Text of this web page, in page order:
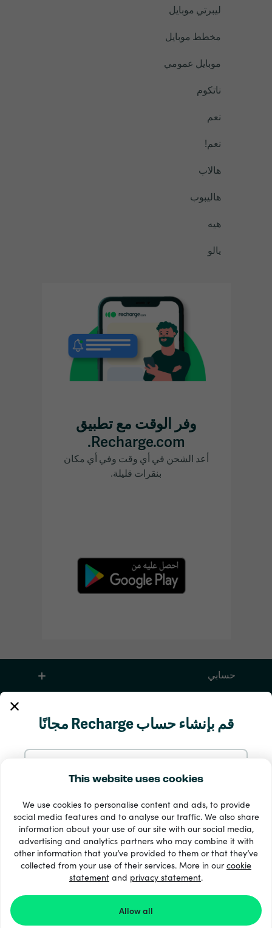
This website uses cookies
We use cookies to personalise content and ads, to provide
social media features and to analyse our traffic. We also share
information about your use of our site with our social media,
advertising and analytics partners who may combine it with
other information that you’ve provided to them or that they’ve
collected from your use of their services. More in ourcookie
statement and privacy statement.
Allow all
قم بإنشاء حساب Recharge مجانًا
سجّل مع Google
سجّل مع Facebook
التسجيل في Recharge.com يعني موافقتك على الشروط
ليبرتي موبايل
مخطط موبايل
موبايل عمومي
ناتكوم
نعم
نعم!
هالاب
هاليبوب
هيه
يالو
وفر الوقت مع تطبيق
Recharge.com.
أعد الشحن في أي وقت وفي أي مكان
بنقرات قليلة.
حسابي
33 + طرق الدفع
إظهار الجميع
Recharge.com ©2026